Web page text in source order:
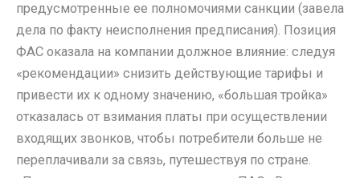
предусмотренные ее полномочиями санкции (завела
дела по факту неисполнения предписания). Позиция
ФАС оказала на компании должное влияние: следуя
«рекомендации» снизить действующие тарифы и
привести их к одному значению, «большая тройка»
отказалась от взимания платы при осуществлении
входящих звонков, чтобы потребители больше не
переплачивали за связь, путешествуя по стране.